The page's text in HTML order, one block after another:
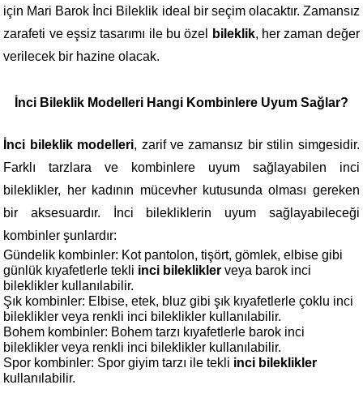
için Mari Barok İnci Bileklik ideal bir seçim olacaktır. Zamansız
zarafeti ve eşsiz tasarımı ile bu özel
bileklik, her zaman değer
verilecek bir hazine olacak.
İnci Bileklik Modelleri Hangi Kombinlere Uyum Sağlar?
İnci bileklik modelleri, zarif ve zamansız bir stilin simgesidir.
Farklı tarzlara ve kombinlere uyum sağlayabilen inci
bileklikler, her kadının mücevher kutusunda olması gereken
bir aksesuardır. İnci bilekliklerin uyum sağlayabileceği
kombinler şunlardır:
Gündelik kombinler: Kot pantolon, tişört, gömlek, elbise gibi
günlük kıyafetlerle tekli inci bileklikler veya barok inci
bileklikler kullanılabilir.
Şık kombinler: Elbise, etek, bluz gibi şık kıyafetlerle çoklu inci
bileklikler veya renkli inci bileklikler kullanılabilir.
Bohem kombinler: Bohem tarzı kıyafetlerle barok inci
bileklikler veya renkli inci bileklikler kullanılabilir.
Spor kombinler: Spor giyim tarzı ile tekli inci bileklikler
kullanılabilir.